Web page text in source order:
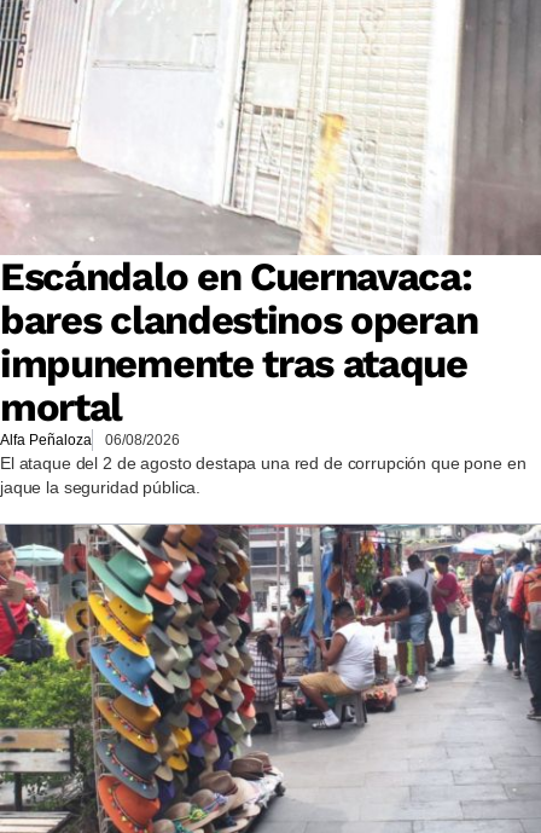
Escándalo en Cuernavaca:
bares clandestinos operan
impunemente tras ataque
mortal
Alfa Peñaloza 06/08/2026
El ataque del 2 de agosto destapa una red de corrupción que pone en
jaque la seguridad pública.